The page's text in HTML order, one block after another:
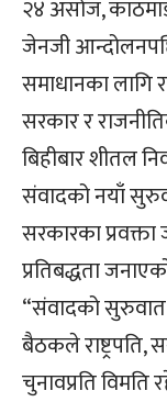
२४ असोज,
जेनजी
समाधानका लागि
सरकार र
बिहीबार शीतल
संवादको नयाँ
सरकारका
प्रतिबद्धता
“संवादको
बैठकले
चुनावप्रति विमति